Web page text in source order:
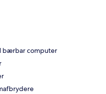
bærbar computer